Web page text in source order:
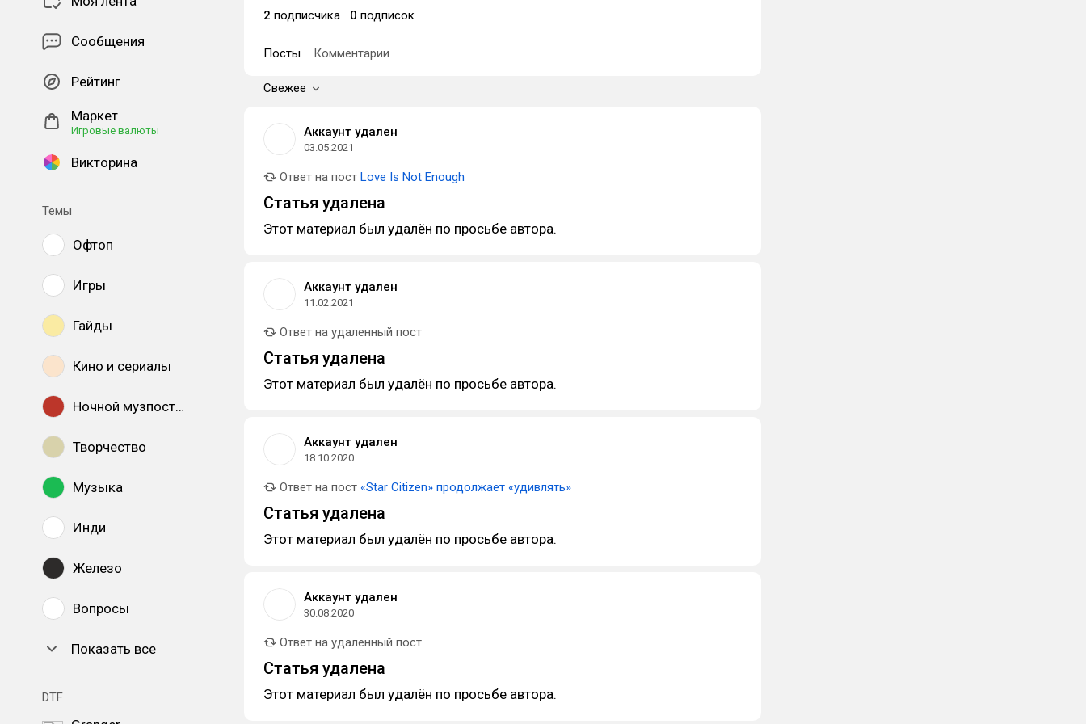
Сообщения
Рейтинг
Маркет
Игровые валюты
Викторина
Темы
Офтоп
Игры
Гайды
Кино и сериалы
Ночной музпостинг
Творчество
Музыка
Инди
Железо
Вопросы
Показать все
DTF
2 подписчика 0 подписок
Посты Комментарии
Свежее
Аккаунт удален
03.05.2021
Ответ на пост Love Is Not Enough
Статья удалена
Этот материал был удалён по просьбе автора.
Аккаунт удален
11.02.2021
Ответ на удаленный пост
Статья удалена
Этот материал был удалён по просьбе автора.
Аккаунт удален
18.10.2020
Ответ на пост «Star Citizen» продолжает «удивлять»
Статья удалена
Этот материал был удалён по просьбе автора.
Аккаунт удален
30.08.2020
Ответ на удаленный пост
Статья удалена
Этот материал был удалён по просьбе автора.